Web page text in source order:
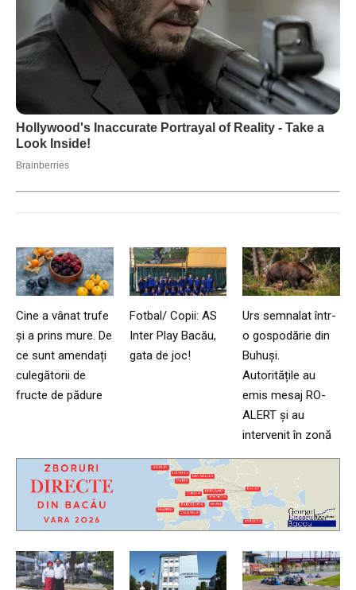
Cine a vânat trufe
și a prins mure. De
ce sunt amendați
culegătorii de
fructe de pădure
Fotbal/ Copii: AS
Inter Play Bacău,
gata de joc!
Urs semnalat într-
o gospodărie din
Buhuși.
Autoritățile au
emis mesaj RO-
ALERT și au
intervenit în zonă